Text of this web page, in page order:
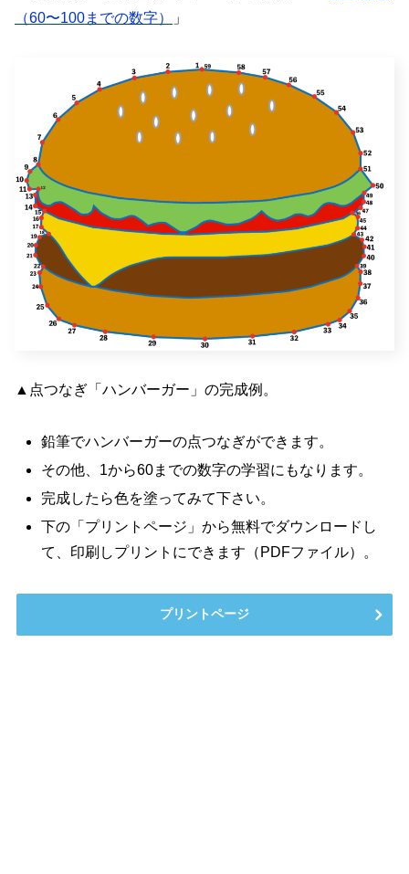
（60〜100までの数字）
」
▲点つなぎ「ハンバーガー」の完成例。
鉛筆でハンバーガーの点つなぎができます。
その他、1から60までの数字の学習にもなります。
完成したら色を塗ってみて下さい。
下の「プリントページ」から無料でダウンロードし
て、印刷しプリントにできます（PDFファイル）。
プリントページ